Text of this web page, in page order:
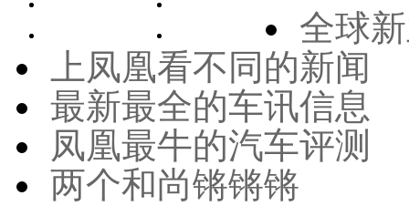
全球
上凤凰看不同的新闻
最新最全的车讯信息
凤凰最牛的汽车评测
两个和尚锵锵锵